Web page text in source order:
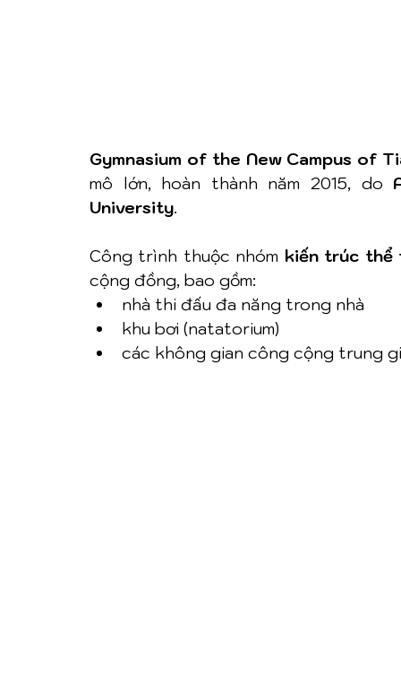
Gymnasium of the New Campus of
mô lớn, hoàn thành năm 2015, do
University.
Công trình thuộc nhóm kiến trúc thể
cộng đồng, bao gồm:
nhà thi đấu đa năng trong nhà
khu bơi (natatorium)
các không gian công cộng trung